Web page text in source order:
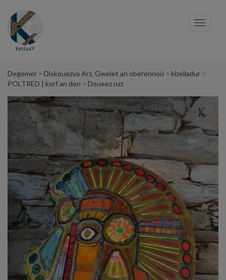
Degemer Diskouezva Arz, Gwelet an oberennoù
kizelladur
POLTRED | korf an den
Doueez ruz